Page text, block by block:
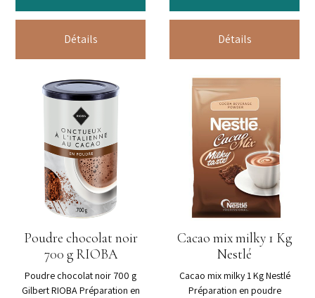
Détails Détails
Poudre chocolat noir
700 g RIOBA
Poudre chocolat noir 700 g
Gilbert RIOBA Préparation en
Cacao mix milky 1 Kg
Nestlé
Cacao mix milky 1 Kg Nestlé
Préparation en poudre